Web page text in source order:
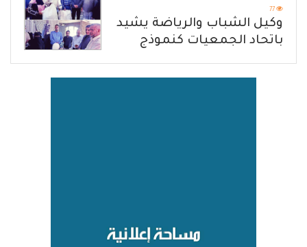
77
وكيل الشباب والرياضة يشيد
باتحاد الجمعيات كنموذج